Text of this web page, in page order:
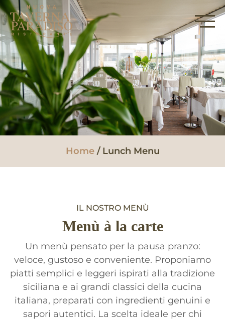
Home Lunch Menu
IL NOSTRO MENÙ
Menù à la carte
Un menù pensato per la pausa pranzo:
veloce, gustoso e conveniente. Proponiamo
piatti semplici e leggeri ispirati alla tradizione
siciliana e ai grandi classici della cucina
italiana, preparati con ingredienti genuini e
sapori autentici. La scelta ideale per chi